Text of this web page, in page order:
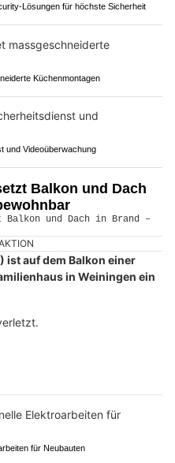
Lösungen für höchste Sicherheit
Küchenmontagen
und Videoüberwachung
Balkon und Dach
ist auf dem Balkon einer
in Weiningen ein
für Neubauten